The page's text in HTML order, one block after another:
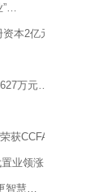
本2亿元…
万元…
获CCFA金百合奖！…
业领涨内房股…
智慧…